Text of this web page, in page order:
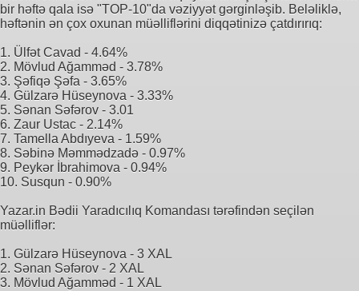
bir həftə qala isə "TOP-10"da vəziyyət gərginləşib. Beləliklə,
həftənin ən çox oxunan müəlliflərini diqqətinizə çatdırırıq:
1. Ülfət Cavad - 4.64%
2. Mövlud Ağamməd - 3.78%
3. Şəfiqə Şəfa - 3.65%
4. Gülzarə Hüseynova - 3.33%
5. Sənan Səfərov - 3.01
6. Zaur Ustac - 2.14%
7. Tamella Abdıyeva - 1.59%
8. Səbinə Məmmədzadə - 0.97%
9. Peykər İbrahimova - 0.94%
10. Susqun - 0.90%
Yazar.in Bədii Yaradıcılıq Komandası tərəfindən seçilən
müəlliflər:
1. Gülzarə Hüseynova - 3 XAL
2. Sənan Səfərov - 2 XAL
3. Mövlud Ağamməd - 1 XAL